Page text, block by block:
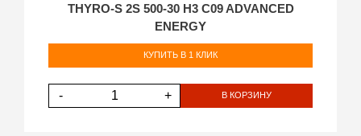
THYRO-S 2S 500-30 H3 C09 ADVANCED
ENERGY
КУПИТЬ В 1 КЛИК
- + В КОРЗИНУ